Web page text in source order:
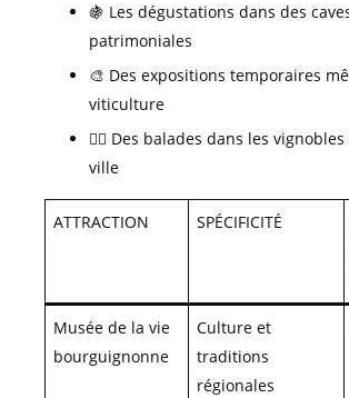
🍇 Les dégustations dans des
patrimoniales
🎨 Des expositions temporaires
viticulture
🚶‍♀️ Des balades dans les
ville
ATTRACTION SPÉCIFICITÉ
Musée de la vie
bourguignonne
Culture et
traditions
régionales